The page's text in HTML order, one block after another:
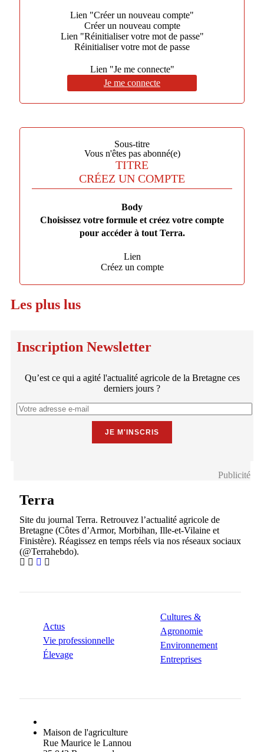
Lien "Créer un nouveau compte"
Créer un nouveau compte
Lien "Réinitialiser votre mot de passe"
Réinitialiser votre mot de passe
Lien "Je me connecte"
Je me connecte
Sous-titre
Vous n'êtes pas abonné(e)
TITRE
CRÉEZ UN COMPTE
Body
Choisissez votre formule et créez votre compte
pour accéder à tout Terra.
Lien
Créez un compte
Les plus lus
Inscription Newsletter
Qu’est ce qui a agité l'actualité agricole de la Bretagne ces
derniers jours ?
Publicité
Terra
Site du journal Terra. Retrouvez l’actualité agricole de
Bretagne (Côtes d’Armor, Morbihan, Ille-et-Vilaine et
Finistère). Réagissez en temps réels via nos réseaux sociaux
(@Terrahebdo).
Actus
Vie professionnelle
Élevage
Cultures &
Agronomie
Environnement
Entreprises
Maison de l'agriculture
Rue Maurice le Lannou